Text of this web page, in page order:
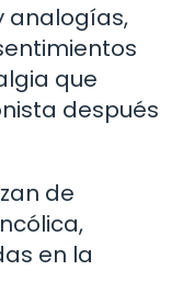
analogías,
que
después
de
en la